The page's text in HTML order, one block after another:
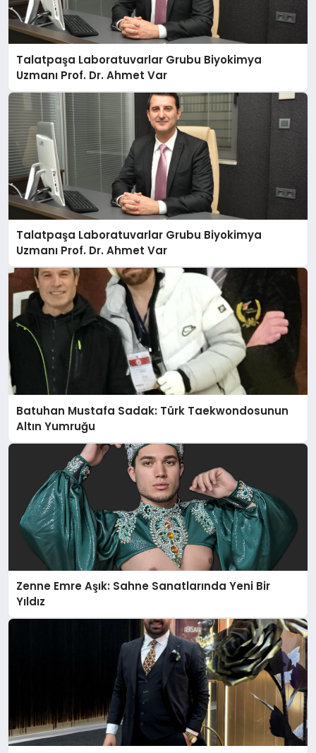
Talatpaşa Laboratuvarlar Grubu Biyokimya
Uzmanı Prof. Dr. Ahmet Var
Talatpaşa Laboratuvarlar Grubu Biyokimya
Uzmanı Prof. Dr. Ahmet Var
Batuhan Mustafa Sadak: Türk Taekwondosunun
Altın Yumruğu
Zenne Emre Aşık: Sahne Sanatlarında Yeni Bir
Yıldız